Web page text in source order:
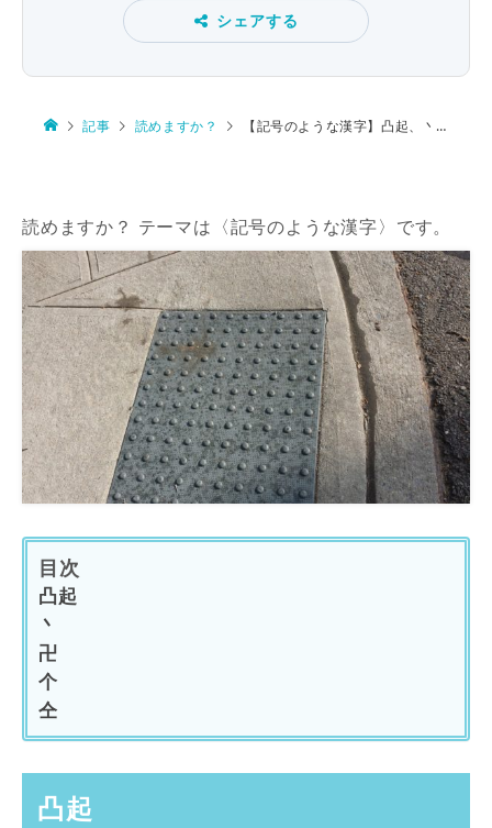
シェアする
記事 読めますか？ 【記号のような漢字】凸起、丶、卍、个、仝
読めますか？ テーマは〈記号のような漢字〉です。
目次
凸起
丶
卍
个
仝
凸起